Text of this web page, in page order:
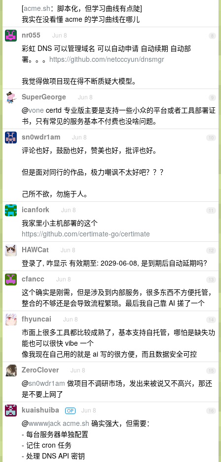
[acme.sh：脚本化，但学习曲线有点陡]
我实在没看懂 acme 的学习曲线在哪儿
8
nr055 Jun 8
彩虹 DNS 可以管理域名 可以自动申请 自动续期 自动部
署。。。 https://github.com/netcccyun/dnsmgr
我觉得做项目现在得不断质疑大模型。
9
SuperGeorge Jun 8
@vone certd 专业版主要是支持一些小众的平台或者工具部署证
书，只有常见的服务基本不付费也没啥问题。
10
sn0wdr1am Jun 8
评论也好，鼓励也好，赞美也好，批评也好。
但是面对同行的作品，极力嘲讽不太好吧？？？
己所不欲，勿施于人。
11
icanfork Jun 8
我家里小主机部署的这个
https://github.com/certimate-go/certimate
12
HAWCat Jun 8
登录了, 咋显示 有效期至: 2029-06-08, 是到期后自动延期吗?
13
cfancc Jun 8
这个确实是刚需，但是涉及到内部服务，很多东西不方便托管，
整合的不够还是会导致流程繁琐。最后我自己靠 AI 搓了一个
14
fhyuncai Jun 8
市面上很多工具都比较成熟了，基本支持自托管，哪怕是缺失功
能也可以很快 vibe 一个
像我现在自己用的就是 ai 写的很方便，而且数据安全可控
15
ZeroClover Jun 8
@sn0wdr1am 做项目不调研市场，发出来被说又不高兴，那还
是不要上网了
16
kuaishuiba OP Jun 8
@wwwwjack acme.sh 确实强大，但需要：
- 每台服务器单独配置
- 记住 cron 任务
- 处理 DNS API 密钥